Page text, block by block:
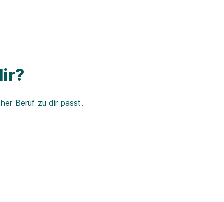
Beruf zu dir passt.